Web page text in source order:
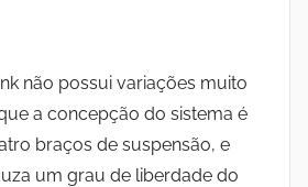
não possui variações muito
a concepção do sistema é
braços de suspensão, e
um grau de liberdade do